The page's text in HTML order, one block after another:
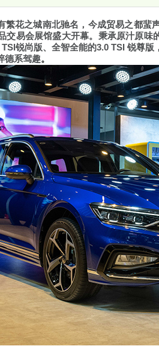
繁花之城南北驰名，今成贸易之都蜚
交易会展馆盛大开幕。秉承原汁原味
锐尚版、全智全能的3.0 TSI锐尊版
德系驾趣。